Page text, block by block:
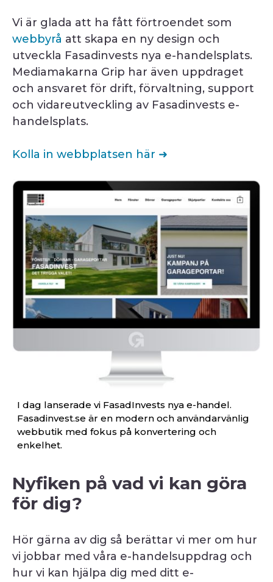
Vi är glada att ha fått förtroendet som
webbyrå att skapa en ny design och
utveckla Fasadinvests nya e-handelsplats.
Mediamakarna Grip har även uppdraget
och ansvaret för drift, förvaltning, support
och vidareutveckling av Fasadinvests e-
handelsplats.
Kolla in webbplatsen här ➜
I dag lanserade vi FasadInvests nya e-handel.
Fasadinvest.se är en modern och användarvänlig
webbutik med fokus på konvertering och
enkelhet.
Nyfiken på vad vi kan göra
för dig?
Hör gärna av dig så berättar vi mer om hur
vi jobbar med våra e-handelsuppdrag och
hur vi kan hjälpa dig med ditt e-